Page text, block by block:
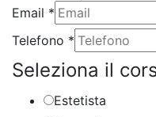
Email *
Telefono *
Seleziona il
Estetista